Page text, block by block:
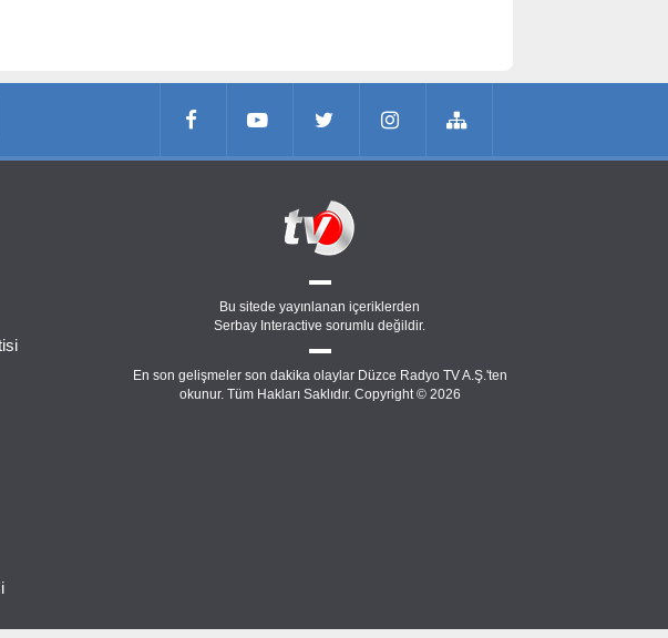
Bu sitede yayınlanan içeriklerden
Serbay Interactive sorumlu değildir.
En son gelişmeler son dakika olaylar Düzce Radyo TV A.Ş.'ten
okunur. Tüm Hakları Saklıdır. Copyright © 2026